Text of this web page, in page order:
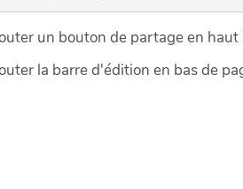
un bouton de partage en haut
la barre d'édition en bas de